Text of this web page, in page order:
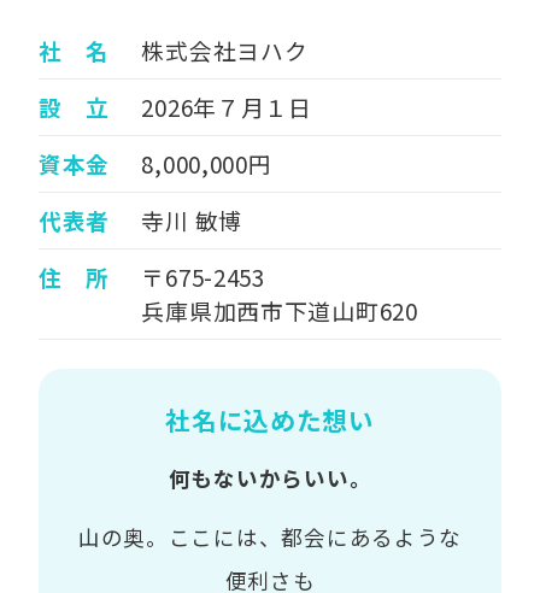
社 名
株式会社ヨハク
設 立
2026年７月１日
資本金
8,000,000円
代表者
寺川 敏博
住 所
〒675-2453
兵庫県加西市下道山町620
社名に込めた想い
何もないからいい。
山の奥。ここには、都会にあるような
便利さも